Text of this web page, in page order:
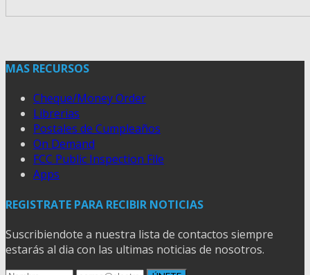
MAS RECURSOS
Cheque/Money Order
Librerias
Postales de Cumpleaños
On Demand
FCC Public Inspection File
Apps
REGISTRATE PARA RECIBIR NOTICIAS
Suscribiendote a nuestra lista de contactos siempre
estarás al dia con las ultimas noticias de nosotros.